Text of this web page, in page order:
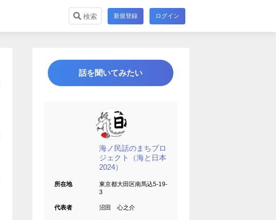
検索 新規登録 ログイン
話を聞いてみたい
海ノ民話のまちプロ
ジェクト（海と日本
2024）
所在地
東京都大田区南馬込5-19-
3
代表者 沼田 心之介